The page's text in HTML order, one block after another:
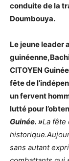
conduite de la
Doumbouya.
Le jeune leader
CITOYEN
fête de
un fervent
lutté pour
Guinée. »La fête
sans autant